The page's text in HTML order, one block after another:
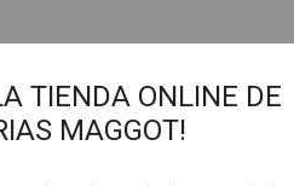
TIENDA ONLINE DE
MAGGOT!